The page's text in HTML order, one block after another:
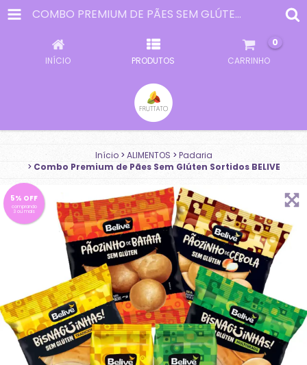
COMBO PREMIUM DE PÃES SEM GLÚTEN SORTIDOS BELIVE
INÍCIO PRODUTOS CARRINHO
0
Início > ALIMENTOS > Padaria
> Combo Premium de Pães Sem Glúten Sortidos BELIVE
5% OFF
comprando
3 ou mais